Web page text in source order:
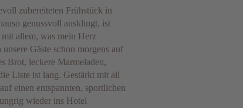
zubereiteten Frühstück in
genussvoll ausklingt, ist
allem, was mein Herz
Gäste schon morgens auf
Brot, leckere Marmeladen,
Liste ist lang. Gestärkt mit all
einen entspannten, sportlichen
wieder ins Hotel